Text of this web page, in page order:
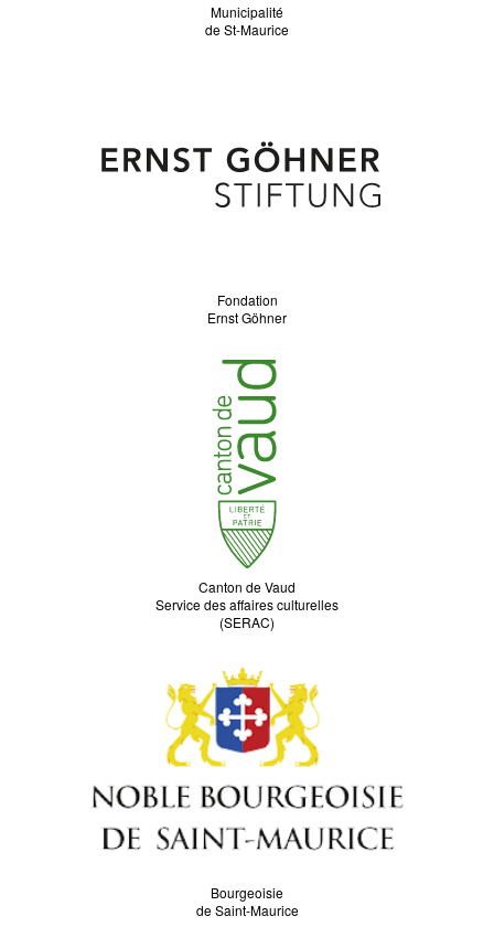
Municipalité
de St-Maurice
Fondation
Ernst Göhner
Canton de Vaud
Service des affaires culturelles
(SERAC)
Bourgeoisie
de Saint-Maurice